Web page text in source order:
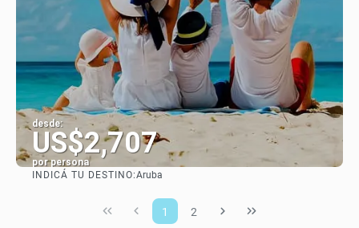
desde:
US$2,707
por persona
INDICÁ TU DESTINO:Aruba
1 2